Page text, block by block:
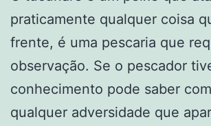
praticamente qualquer coisa
frente, é uma pescaria que
observação. Se o pescador
conhecimento pode saber
qualquer adversidade que